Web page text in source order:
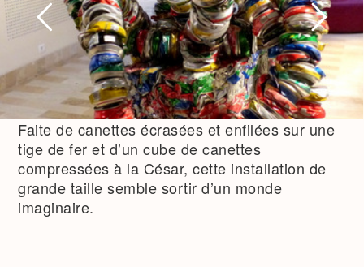
Faite de canettes écrasées et enfilées sur une
tige de fer et d’un cube de canettes
compressées à la César, cette installation de
grande taille semble sortir d’un monde
imaginaire.